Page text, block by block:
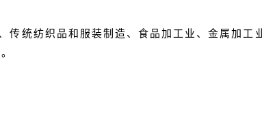
统纺织品和服装制造、食品加工业、金属加工